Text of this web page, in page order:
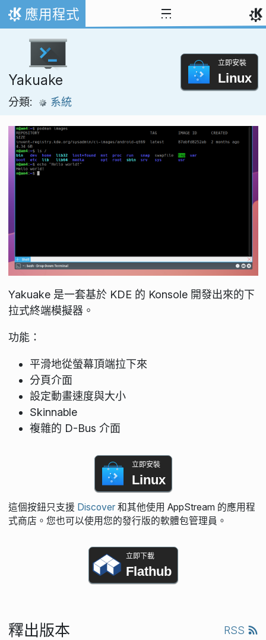
跳到內容
首頁
應用程式
Yakuake
分類: 系統
立即安裝
Linux
Yakuake 是一套基於 KDE 的 Konsole 開發出來的下
拉式終端模擬器。
功能：
平滑地從螢幕頂端拉下來
分頁介面
設定動畫速度與大小
Skinnable
複雜的 D-Bus 介面
立即安裝
Linux
這個按鈕只支援 Discover和其他使用 AppStream 的應用程
式商店。您也可以使用您的發行版的軟體包管理員。
立即下載
Flathub
釋出版本 RSS